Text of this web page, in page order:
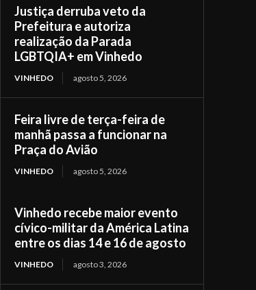
Justiça derruba veto da
Prefeitura e autoriza
realização da Parada
LGBTQIA+ em Vinhedo
VINHEDO agosto 5, 2026
Feira livre de terça-feira de
manhã passa a funcionar na
Praça do Avião
VINHEDO agosto 5, 2026
Vinhedo recebe maior evento
cívico-militar da América Latina
entre os dias 14 e 16 de agosto
VINHEDO agosto 3, 2026